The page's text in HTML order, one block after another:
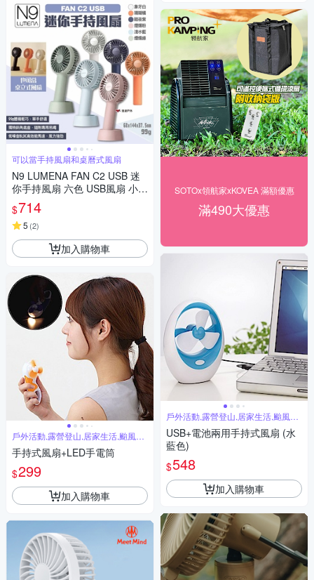
可以當手持風扇和桌曆式風扇
N9 LUMENA FAN C2 USB 迷
你手持風扇 六色 USB風扇 小風
扇 露營 悠遊戶外
$714
5 (2)
加入購物車
戶外活動,露營登山,居家生活,颱風停
電
手持式風扇+LED手電筒
$299
加入購物車
SOTOx領航家xKOVEA 滿額優惠
滿490大優惠
戶外活動,露營登山,居家生活,颱風停
電
USB+電池兩用手持式風扇 (水
藍色)
$548
加入購物車